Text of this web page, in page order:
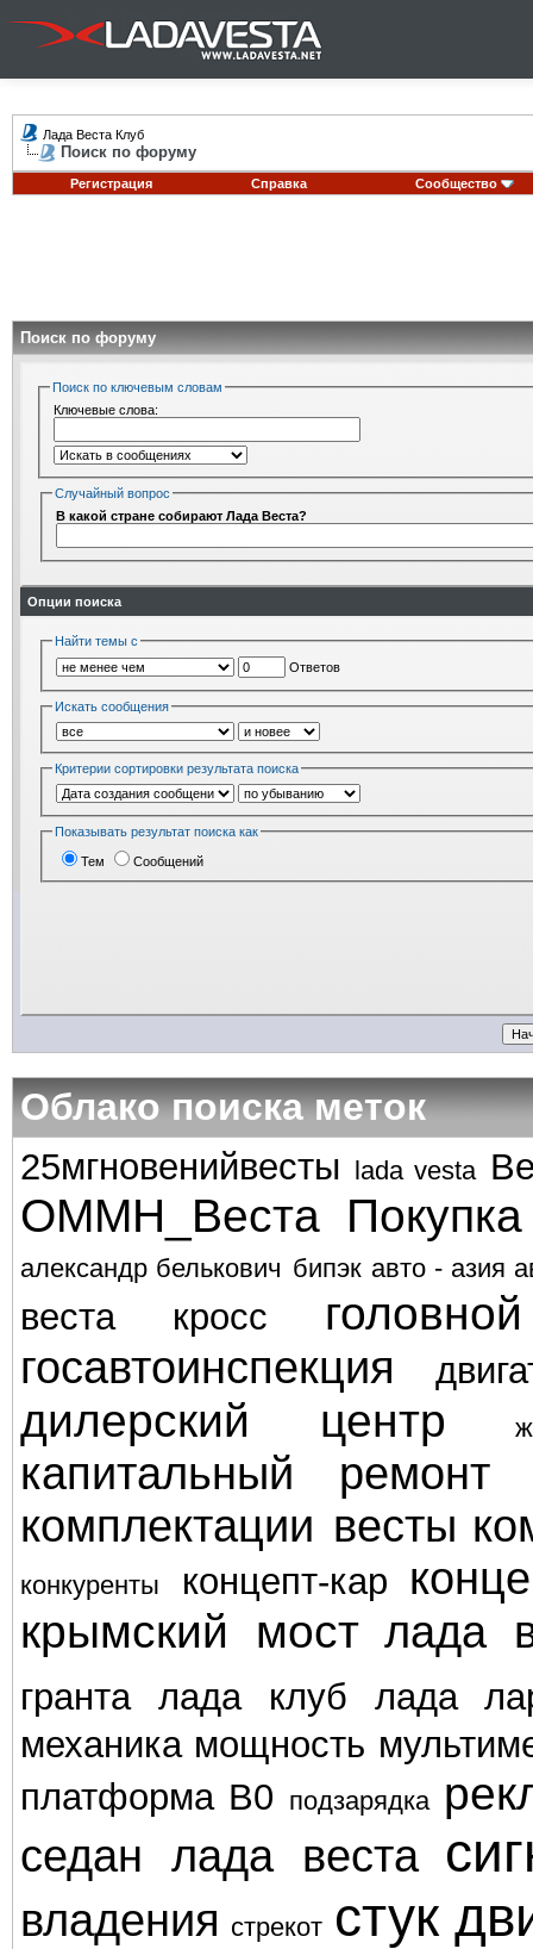
Лада Веста Клуб
Поиск по форуму
Регистрация Справка Сообщество
Поиск по форуму
Поиск по ключевым словам
Ключевые слова:
Случайный вопрос
В какой стране собирают Лада Веста?
Опции поиска
Найти темы с
Ответов
Искать сообщения
Критерии сортировки результата поиска
Показывать результат поиска как
Тем Сообщений
Облако поиска меток
25мгновенийвесты lada vesta
ОММН_Веста
александр белькович бипэк авто - азия
веста кросс
госавтоинспекция
дилерский центр
капитальный ремонт
комплектации весты
конкуренты концепт-кар
крымский мост лада
гранта лада клуб
лада
механика мощность
платформа В0
подзарядка
седан лада веста
владения стрекот стук